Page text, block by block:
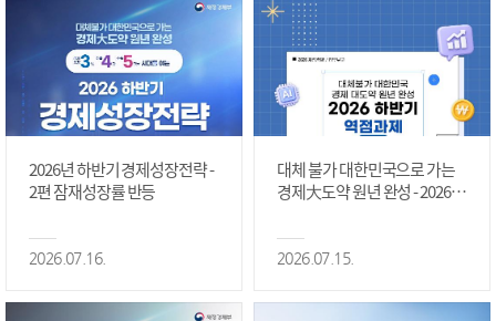
2026년 하반기 경제성장전략 -
2편 잠재성장률 반등
2026.07.16.
대체 불가 대한민국으로 가는
경제大도약 원년 완성 - 2026 하
2026.07.15.